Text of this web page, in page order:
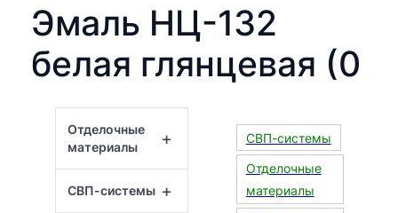
Эмаль НЦ-132
белая глянцевая (0
+
Отделочные
материалы
+
СВП-системы
СВП-системы
Отделочные
материалы